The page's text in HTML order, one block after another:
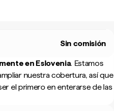
Sin comisión
en Eslovenia. Estamos
nuestra cobertura, así que
el primero en enterarse de las